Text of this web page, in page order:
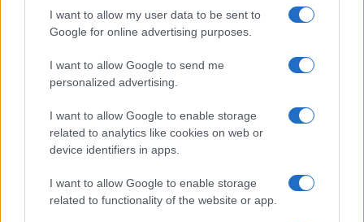
I want to allow my user data to be sent to
Google for online advertising purposes.
I want to allow Google to send me
personalized advertising.
I want to allow Google to enable storage
related to analytics like cookies on web or
device identifiers in apps.
I want to allow Google to enable storage
related to functionality of the website or app.
Incidente sulla 125 a Olbia, due auto coinvolte:
danni ingenti
Auto finisce contro un muretto, un ferito ad
Incidente a Baia Sardinia, scontro tra auto e